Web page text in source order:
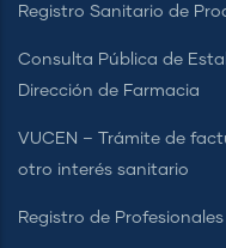
Registro Sanitario de
Consulta Pública de
Dirección de Farmacia
VUCEN – Trámite de
otro interés sanitario
Registro de